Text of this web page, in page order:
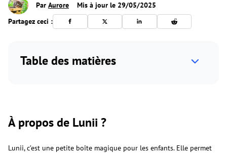
Par Aurore
Mis à jour le 29/05/2025
Partagez ceci :
Table des matières
À propos de Lunii ?
Lunii, c’est une petite boîte magique pour les enfants. Elle permet